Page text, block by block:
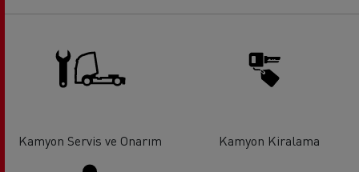
Kamyon Servis ve Onarım Kamyon Kiralama